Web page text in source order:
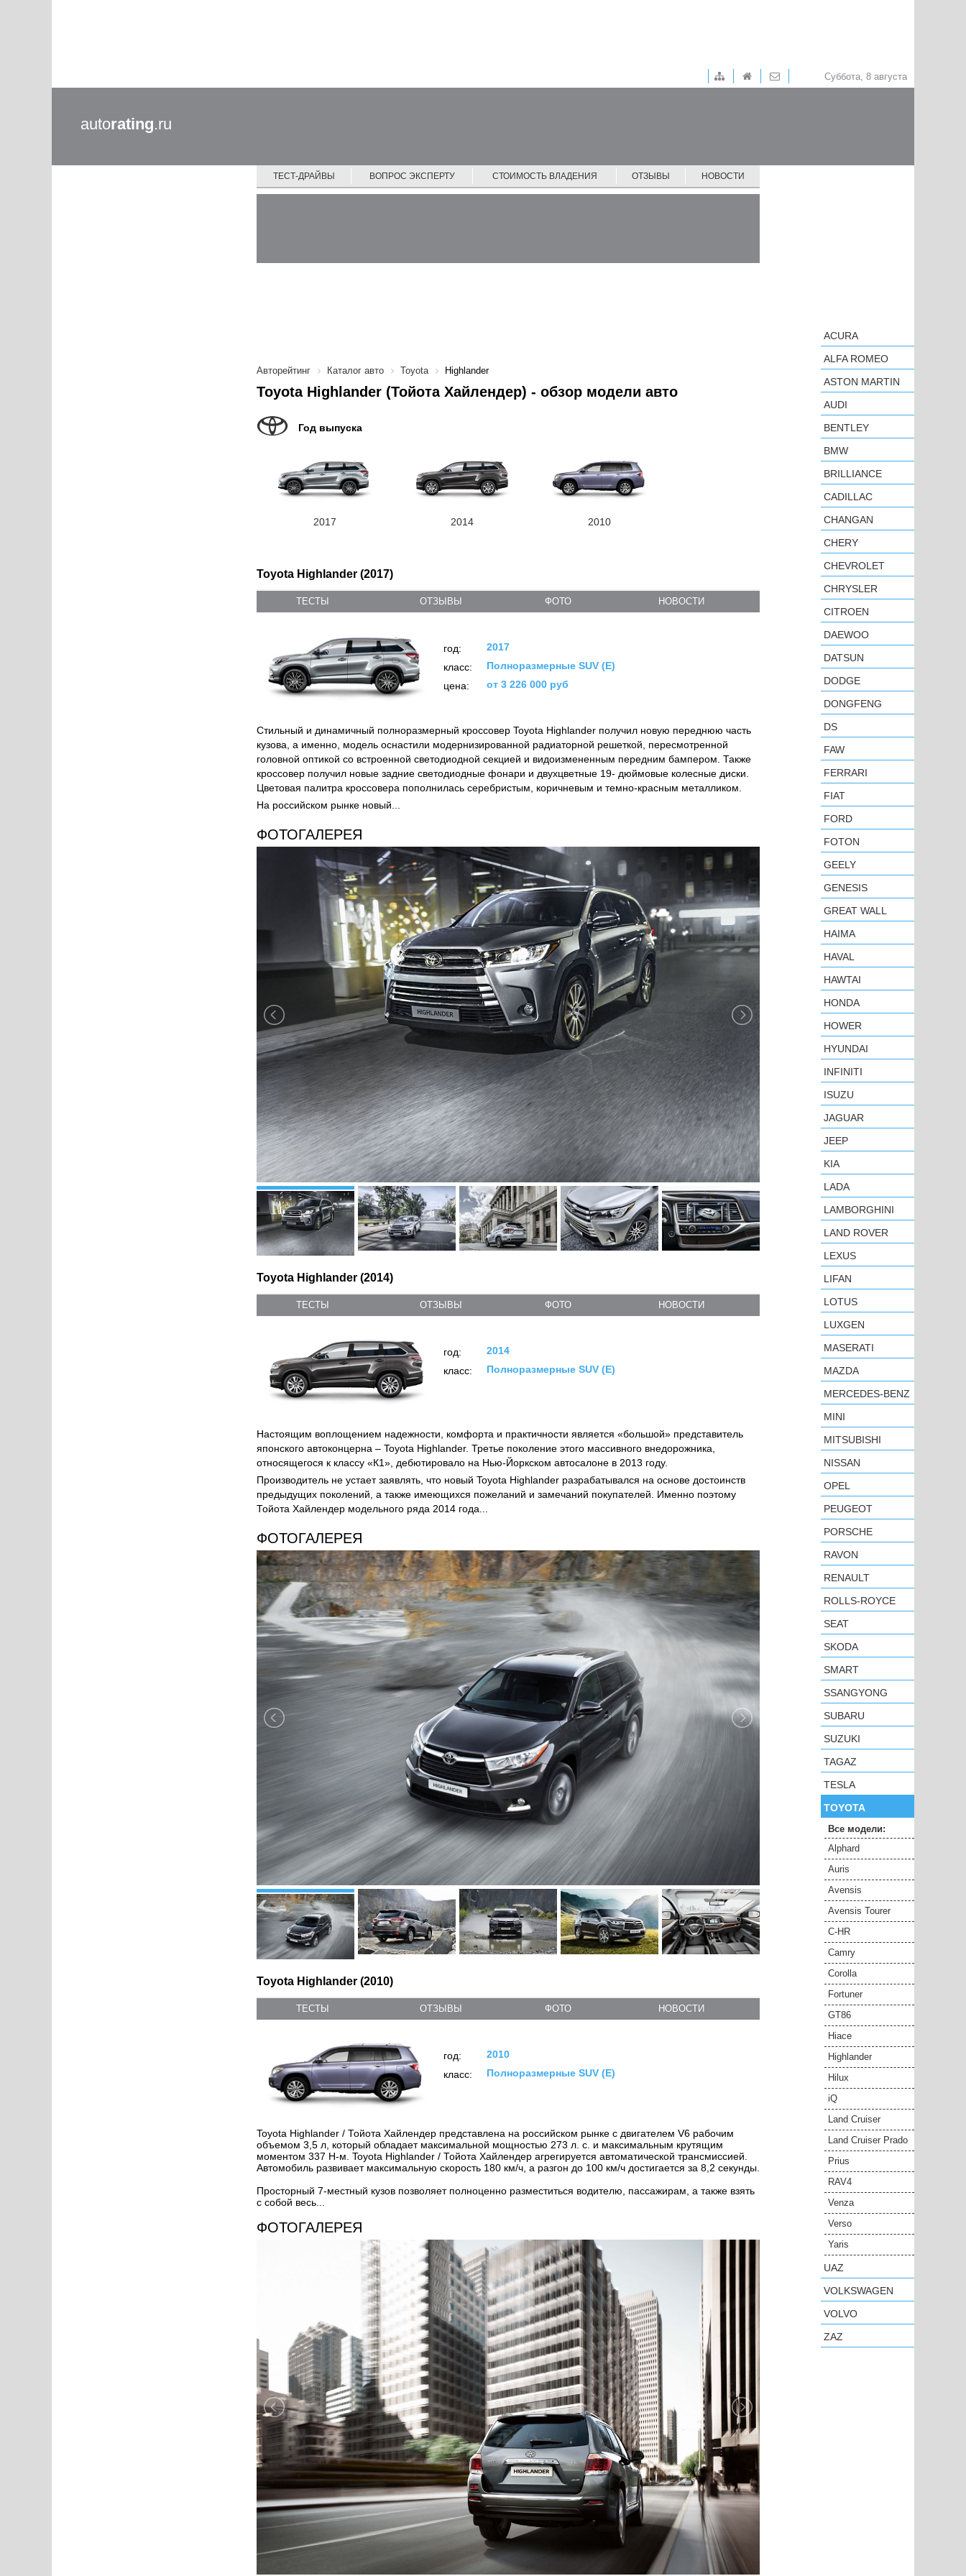
Суббота, 8 августа
autorating.ru
ТЕСТ-ДРАЙВЫ ВОПРОС ЭКСПЕРТУ СТОИМОСТЬ ВЛАДЕНИЯ ОТЗЫВЫ НОВОСТИ
Авторейтинг Каталог авто Toyota Highlander
Toyota Highlander (Тойота Хайлендер) - обзор модели авто
Год выпуска
2017 2014 2010
Toyota Highlander (2017)
ТЕСТЫ ОТЗЫВЫ ФОТО НОВОСТИ
год:
2017
класс:
Полноразмерные SUV (E)
цена:
от 3 226 000 руб
Стильный и динамичный полноразмерный кроссовер Toyota Highlander получил новую переднюю часть
кузова, а именно, модель оснастили модернизированной радиаторной решеткой, пересмотренной
головной оптикой со встроенной светодиодной секцией и видоизмененным передним бампером. Также
кроссовер получил новые задние светодиодные фонари и двухцветные 19- дюймовые колесные диски.
Цветовая палитра кроссовера пополнилась серебристым, коричневым и темно-красным металликом.
На российском рынке новый...
ФОТОГАЛЕРЕЯ
Toyota Highlander (2014)
ТЕСТЫ ОТЗЫВЫ ФОТО НОВОСТИ
год:
2014
класс:
Полноразмерные SUV (E)
Настоящим воплощением надежности, комфорта и практичности является «большой» представитель
японского автоконцерна – Toyota Highlander. Третье поколение этого массивного внедорожника,
относящегося к классу «К1», дебютировало на Нью-Йоркском автосалоне в 2013 году.
Производитель не устает заявлять, что новый Toyota Highlander разрабатывался на основе достоинств
предыдущих поколений, а также имеющихся пожеланий и замечаний покупателей. Именно поэтому
Тойота Хайлендер модельного ряда 2014 года...
ФОТОГАЛЕРЕЯ
Toyota Highlander (2010)
ТЕСТЫ ОТЗЫВЫ ФОТО НОВОСТИ
год:
2010
класс:
Полноразмерные SUV (E)
Toyota Highlander / Тойота Хайлендер представлена на российском рынке с двигателем V6 рабочим
объемом 3,5 л, который обладает максимальной мощностью 273 л. с. и максимальным крутящим
моментом 337 Н-м. Toyota Highlander / Тойота Хайлендер агрегируется автоматической трансмиссией.
Автомобиль развивает максимальную скорость 180 км/ч, а разгон до 100 км/ч достигается за 8,2 секунды.
Просторный 7-местный кузов позволяет полноценно разместиться водителю, пассажирам, а также взять
с собой весь...
ФОТОГАЛЕРЕЯ
ACURA
ALFA ROMEO
ASTON MARTIN
AUDI
BENTLEY
BMW
BRILLIANCE
CADILLAC
CHANGAN
CHERY
CHEVROLET
CHRYSLER
CITROEN
DAEWOO
DATSUN
DODGE
DONGFENG
DS
FAW
FERRARI
FIAT
FORD
FOTON
GEELY
GENESIS
GREAT WALL
HAIMA
HAVAL
HAWTAI
HONDA
HOWER
HYUNDAI
INFINITI
ISUZU
JAGUAR
JEEP
KIA
LADA
LAMBORGHINI
LAND ROVER
LEXUS
LIFAN
LOTUS
LUXGEN
MASERATI
MAZDA
MERCEDES-BENZ
MINI
MITSUBISHI
NISSAN
OPEL
PEUGEOT
PORSCHE
RAVON
RENAULT
ROLLS-ROYCE
SEAT
SKODA
SMART
SSANGYONG
SUBARU
SUZUKI
TAGAZ
TESLA
TOYOTA
Все модели:
Alphard
Auris
Avensis
Avensis Tourer
C-HR
Camry
Corolla
Fortuner
GT86
Hiace
Highlander
Hilux
iQ
Land Cruiser
Land Cruiser Prado
Prius
RAV4
Venza
Verso
Yaris
UAZ
VOLKSWAGEN
VOLVO
ZAZ